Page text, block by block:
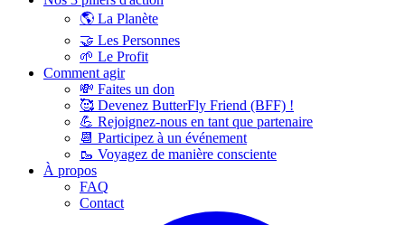
🌎 La Planète
🤝 Les Personnes
🌱 Le Profit
Comment agir
💸 Faites un don
🥰 Devenez ButterFly Friend (BFF) !
💪 Rejoignez-nous en tant que partenaire
📆 Participez à un événement
🥾 Voyagez de manière consciente
À propos
FAQ
Contact